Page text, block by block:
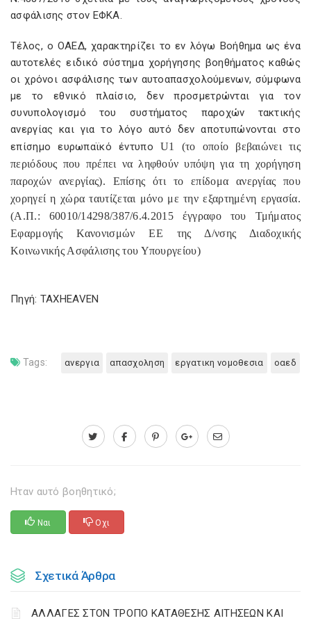
ασφάλισης στον ΕΦΚΑ.
Τέλος, ο ΟΑΕΔ, χαρακτηρίζει το εν λόγω Βοήθημα ως ένα
αυτοτελές ειδικό σύστημα χορήγησης βοηθήματος καθώς
οι χρόνοι ασφάλισης των αυτοαπασχολούμενων, σύμφωνα
με το εθνικό πλαίσιο, δεν προσμετρώνται για τον
συνυπολογισμό του συστήματος παροχών τακτικής
ανεργίας και για το λόγο αυτό δεν αποτυπώνονται στο
επίσημο ευρωπαϊκό έντυπο U1 (το οποίο βεβαιώνει τις
περιόδους που πρέπει να ληφθούν υπόψη για τη χορήγηση
παροχών ανεργίας). Επίσης ότι το επίδομα ανεργίας που
χορηγεί η χώρα ταυτίζεται μόνο με την εξαρτημένη εργασία.
(Α.Π.: 60010/14298/387/6.4.2015 έγγραφο του Τμήματος
Εφαρμογής ΚανονισμώνEE της Δ/νσης Διαδοχικής
Κοινωνικής Ασφάλισης του Υπουργείου)
Πηγή: TAXHEAVEN
Tags: ανεργια απασχοληση εργατικη νομοθεσια οαεδ
Ηταν αυτό βοηθητικό;
Ναι Οχι
Σχετικά Άρθρα
ΑΛΛΑΓΕΣ ΣΤΟΝ ΤΡΟΠΟ ΚΑΤΑΘΕΣΗΣ ΑΙΤΗΣΕΩΝ ΚΑΙ